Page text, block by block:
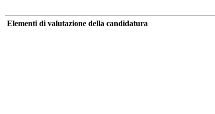
Elementi di valutazione della candidatura